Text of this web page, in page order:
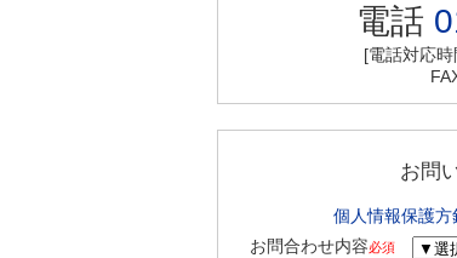
電話
[電話対応
お問
個人情報保護方
お問合わせ内容必須